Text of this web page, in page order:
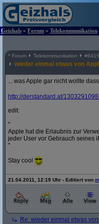
Geizhals » Forum » Telekommunikation
^ Forum Telekommunikation #
wieder einmal etwas von
... was Apple gar nicht wollte
http://derstandard.at/
edit:
"
Apple hat die Erlaubnis zur
jeder User vor Gebrauch seines
"
Stay cool
21.04.2011, 12:19 Uhr - Editiert von
Re: wieder einmal etwas